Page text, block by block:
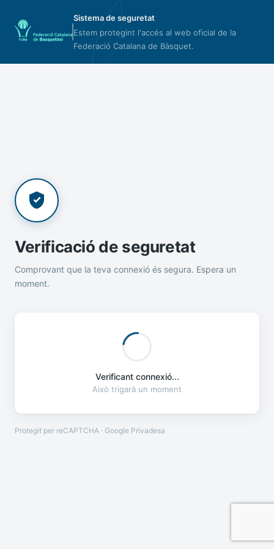
Sistema de seguretat
Estem protegint l'accés al web oficial de la
Federació Catalana de Bàsquet.
Verificació de seguretat
Comprovant que la teva connexió és segura. Espera un
moment.
Verificant connexió...
Això trigarà un moment
Protegit per reCAPTCHA · Google Privadesa